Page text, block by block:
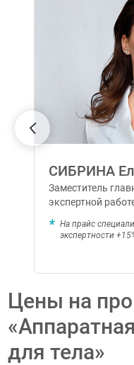
СИБРИНА
Заместитель
экспертной
На прайс
экспертности
Цены на
для тела»